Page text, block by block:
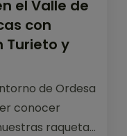
el Valle de
con
Turieto y
de Ordesa
conocer
raquetas